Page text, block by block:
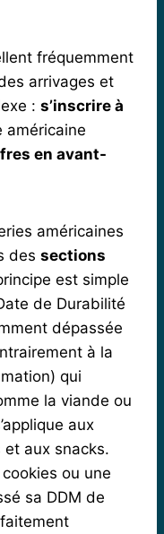
fréquemment
arrivages et
: s’inscrire à
américaine
en avant-
américaines
des sections
est simple
de Durabilité
dépassée
à la
qui
la viande ou
aux
aux snacks.
ou une
sa DDM de